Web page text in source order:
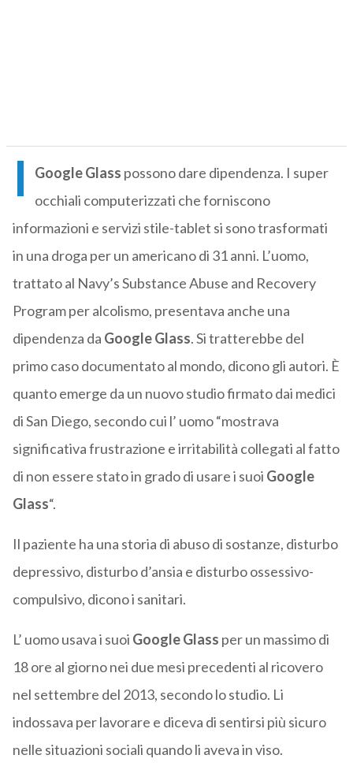
I Google Glass possono dare dipendenza. I super
occhiali computerizzati che forniscono
informazioni e servizi stile-tablet si sono trasformati
in una droga per un americano di 31 anni. L’uomo,
trattato al Navy’s Substance Abuse and Recovery
Program per alcolismo, presentava anche una
dipendenza da Google Glass. Si tratterebbe del
primo caso documentato al mondo, dicono gli autori. È
quanto emerge da un nuovo studio firmato dai medici
di San Diego, secondo cui l’ uomo “mostrava
significativa frustrazione e irritabilità collegati al fatto
di non essere stato in grado di usare i suoi Google
Glass“.
Il paziente ha una storia di abuso di sostanze, disturbo
depressivo, disturbo d’ansia e disturbo ossessivo-
compulsivo, dicono i sanitari.
L’ uomo usava i suoi Google Glass per un massimo di
18 ore al giorno nei due mesi precedenti al ricovero
nel settembre del 2013, secondo lo studio. Li
indossava per lavorare e diceva di sentirsi più sicuro
nelle situazioni sociali quando li aveva in viso.